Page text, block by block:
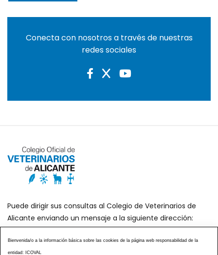
Conecta con nosotros a través de nuestras
redes sociales
Puede dirigir sus consultas al Colegio de Veterinarios de
Alicante enviando un mensaje a la siguiente dirección:
secretaria@icoval.org
Bienvenida/o a la información básica sobre las cookies de la página web responsabilidad de la
entidad: ICOVAL